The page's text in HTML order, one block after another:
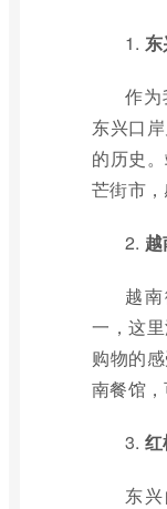
1.
作为
东兴口
的历史
芒街市，
2.
越
一，这
购物的
南餐馆，
3.
东